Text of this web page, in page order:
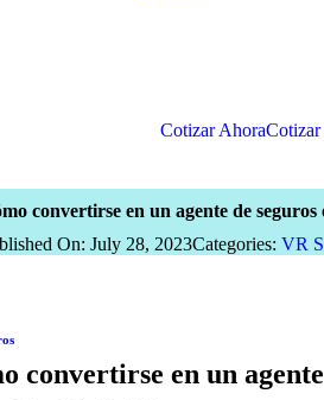
Cotizar Ahora
convertirse en un agente de seguros
On: July 28, 2023Categories: VR
convertirse en un